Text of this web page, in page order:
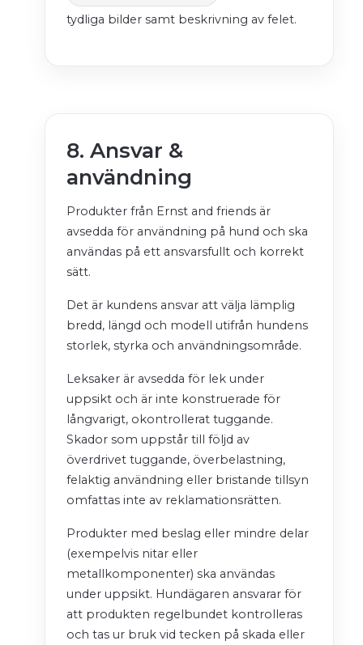
tydliga bilder samt beskrivning av felet.
8. Ansvar &
användning
Produkter från Ernst and friends är
avsedda för användning på hund och ska
användas på ett ansvarsfullt och korrekt
sätt.
Det är kundens ansvar att välja lämplig
bredd, längd och modell utifrån hundens
storlek, styrka och användningsområde.
Leksaker är avsedda för lek under
uppsikt och är inte konstruerade för
långvarigt, okontrollerat tuggande.
Skador som uppstår till följd av
överdrivet tuggande, överbelastning,
felaktig användning eller bristande tillsyn
omfattas inte av reklamationsrätten.
Produkter med beslag eller mindre delar
(exempelvis nitar eller
metallkomponenter) ska användas
under uppsikt. Hundägaren ansvarar för
att produkten regelbundet kontrolleras
och tas ur bruk vid tecken på skada eller